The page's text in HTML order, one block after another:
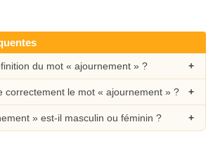
du mot « ajournement » ?
correctement le mot « ajournement » ?
» est-il masculin ou féminin ?